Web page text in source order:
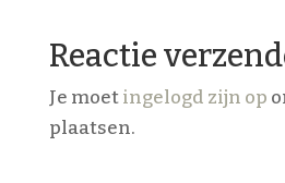
Reactie
Je moetingelogd zijn op
plaatsen.